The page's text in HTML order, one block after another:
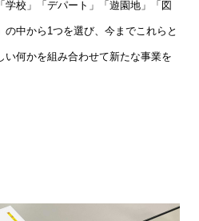
校」「デパート」「遊園地」「図
の中から 1つを選び、今までこれらと
何かを組み合わせて新たな事業を